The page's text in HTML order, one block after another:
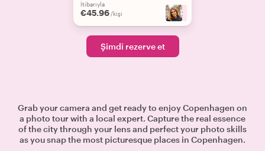
İtibarıyla
€45.96 /kişi +2
Şimdi rezerve et
Grab your camera and get ready to enjoy Copenhagen on
a photo tour with a local expert. Capture the real essence
of the city through your lens and perfect your photo skills
as you snap the most picturesque places in Copenhagen.